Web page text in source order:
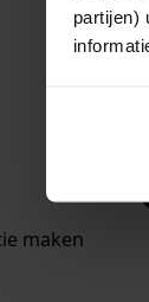
partijen)
maken